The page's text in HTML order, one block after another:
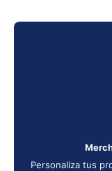
Personaliza tus